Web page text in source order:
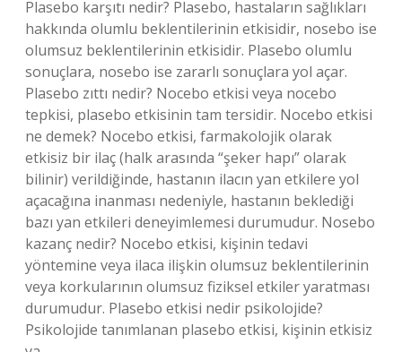
Plasebo karşıtı nedir? Plasebo, hastaların sağlıkları
hakkında olumlu beklentilerinin etkisidir, nosebo ise
olumsuz beklentilerinin etkisidir. Plasebo olumlu
sonuçlara, nosebo ise zararlı sonuçlara yol açar.
Plasebo zıttı nedir? Nocebo etkisi veya nocebo
tepkisi, plasebo etkisinin tam tersidir. Nocebo etkisi
ne demek? Nocebo etkisi, farmakolojik olarak
etkisiz bir ilaç (halk arasında “şeker hapı” olarak
bilinir) verildiğinde, hastanın ilacın yan etkilere yol
açacağına inanması nedeniyle, hastanın beklediği
bazı yan etkileri deneyimlemesi durumudur. Nosebo
kazanç nedir? Nocebo etkisi, kişinin tedavi
yöntemine veya ilaca ilişkin olumsuz beklentilerinin
veya korkularının olumsuz fiziksel etkiler yaratması
durumudur. Plasebo etkisi nedir psikolojide?
Psikolojide tanımlanan plasebo etkisi, kişinin etkisiz